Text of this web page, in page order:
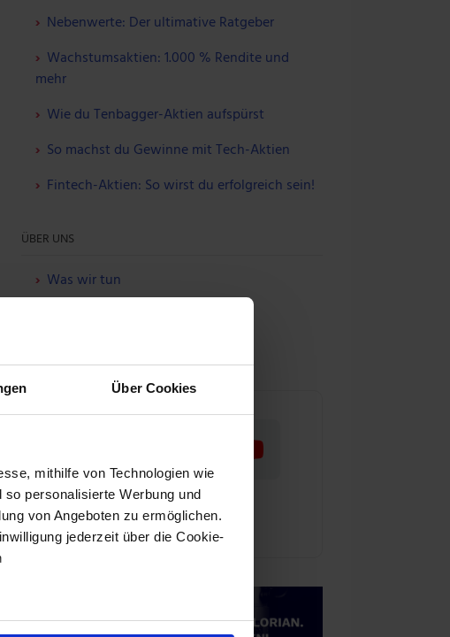
Über Cookies
mithilfe von Technologien wie
personalisierte Werbung und
von Angeboten zu ermöglichen.
jederzeit über die Cookie-
genau sein können
Nebenwerte: Der ultimative Ratgeber
Wachstumsaktien: 1.000 % Rendite und
mehr
Wie du Tenbagger-Aktien aufspürst
So machst du Gewinne mit Tech-Aktien
Fintech-Aktien: So wirst du erfolgreich sein!
ÜBER UNS
Was wir tun